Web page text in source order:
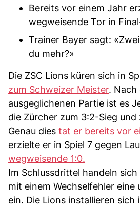
Bereits vor einem Jahr
wegweisende Tor in
Trainer Bayer sagt:
du mehr?»
Die ZSC Lions küren sich in
zum Schweizer Meister. Nach
ausgeglichenen Partie ist es
die Zürcher zum 3:2-Sieg
Genau dies tat er bereits vor
erzielte er in Spiel 7 gegen
wegweisende 1:0.
Im Schlussdrittel handeln
mit einem Wechselfehler eine
ein. Die Lions installieren sich